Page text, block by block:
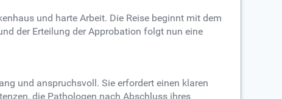
und harte Arbeit. Die Reise beginnt mit dem
der Erteilung der Approbation folgt nun eine
und anspruchsvoll. Sie erfordert einen klaren
die Pathologen nach Abschluss ihres